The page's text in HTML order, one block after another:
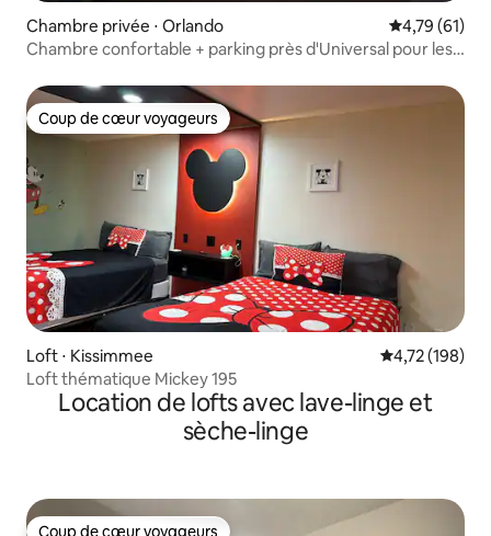
Chambre privée ⋅ Orlando Évaluation
4,79 (61)
Chambre confortable + parking près d'Universal pour les
Coup de cœur voyageurs
Coup de cœur voyageurs
Loft ⋅ Kissimmee Évaluation
4,72 (198)
Loft thématique Mickey 195
Location de lofts avec lave-linge et
sèche-linge
Coup de cœur voyageurs